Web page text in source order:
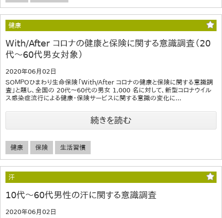
健康
With/After コロナの健康と保険に関する意識調査（20
代～60代男女対象）
2020年06月02日
ＳＯＭＰＯひまわり生命保険「With/After コロナの健康と保険に関する意識調
査」と題し、全国の 20代～60代の男女 1,000 名に対して、新型コロナウイル
ス感染症流行による健康・保険サービスに関する意識の変化に...
続きを読む
健康 保険 生活習慣
汗
10代～60代男性の汗に関する意識調査
2020年06月02日